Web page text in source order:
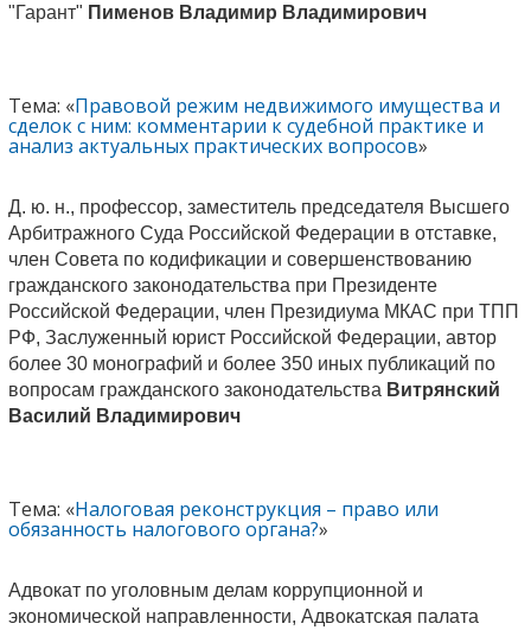
"Гарант" Пименов Владимир Владимирович
Тема: «Правовой режим недвижимого имущества и
сделок с ним: комментарии к судебной практике и
анализ актуальных практических вопросов»
Д. ю. н., профессор, заместитель председателя Высшего
Арбитражного Суда Российской Федерации в отставке,
член Совета по кодификации и совершенствованию
гражданского законодательства при Президенте
Российской Федерации, член Президиума МКАС при ТПП
РФ, Заслуженный юрист Российской Федерации, автор
более 30 монографий и более 350 иных публикаций по
вопросам гражданского законодательства Витрянский
Василий Владимирович
Тема: «Налоговая реконструкция – право или
обязанность налогового органа?»
Адвокат по уголовным делам коррупционной и
экономической направленности, Адвокатская палата